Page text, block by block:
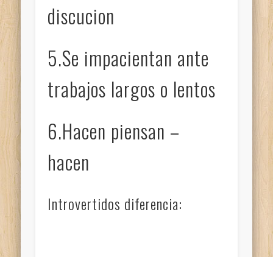
discucion
5.Se impacientan ante
trabajos largos o lentos
6.Hacen piensan –
hacen
Introvertidos diferencia: